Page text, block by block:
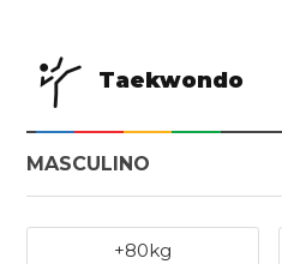
Taekwondo
MASCULINO
+80kg